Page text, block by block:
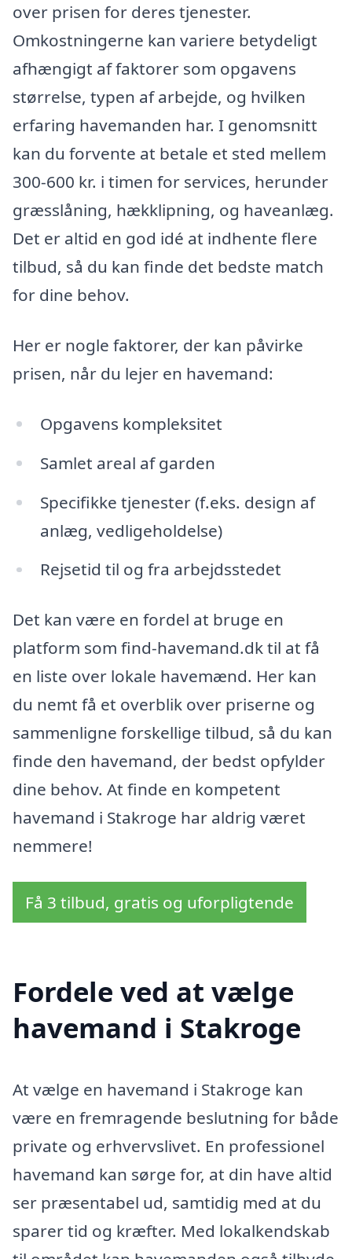
over prisen for deres tjenester.
Omkostningerne kan variere betydeligt
afhængigt af faktorer som opgavens
størrelse, typen af arbejde, og hvilken
erfaring havemanden har. I genomsnitt
kan du forvente at betale et sted mellem
300-600 kr. i timen for services, herunder
græsslåning, hækklipning, og haveanlæg.
Det er altid en god idé at indhente flere
tilbud, så du kan finde det bedste match
for dine behov.
Her er nogle faktorer, der kan påvirke
prisen, når du lejer en havemand:
Opgavens kompleksitet
Samlet areal af garden
Specifikke tjenester (f.eks. design af
anlæg, vedligeholdelse)
Rejsetid til og fra arbejdsstedet
Det kan være en fordel at bruge en
platform som find-havemand.dk til at få
en liste over lokale havemænd. Her kan
du nemt få et overblik over priserne og
sammenligne forskellige tilbud, så du kan
finde den havemand, der bedst opfylder
dine behov. At finde en kompetent
havemand i Stakroge har aldrig været
nemmere!
Få 3 tilbud, gratis og uforpligtende
Fordele ved at vælge
havemand i Stakroge
At vælge en havemand i Stakroge kan
være en fremragende beslutning for både
private og erhvervslivet. En professionel
havemand kan sørge for, at din have altid
ser præsentabel ud, samtidig med at du
sparer tid og kræfter. Med lokalkendskab